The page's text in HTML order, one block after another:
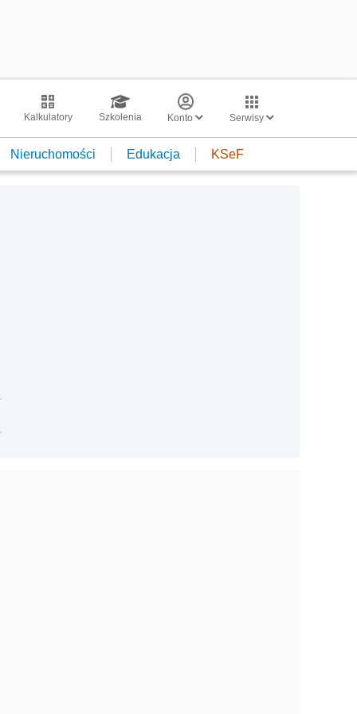
Kalkulatory Szkolenia Konto Serwisy
Nieruchomości Edukacja KSeF